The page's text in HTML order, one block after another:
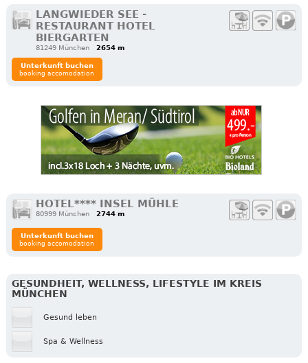
LANGWIEDER SEE -
RESTAURANT HOTEL
BIERGARTEN
81249 München 2654 m
Unterkunft buchen
booking accomodation
HOTEL**** INSEL MÜHLE
80999 München 2744 m
Unterkunft buchen
booking accomodation
GESUNDHEIT, WELLNESS, LIFESTYLE IM KREIS
MÜNCHEN
Gesund leben
Spa & Wellness